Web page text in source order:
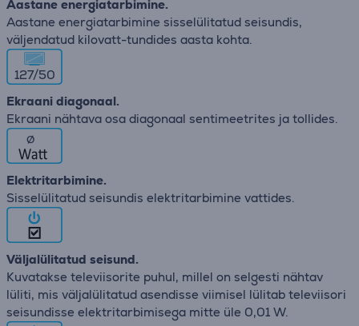
Aastane energiatarbimine.
Aastane energiatarbimine sisselülitatud seisundis,
väljendatud kilovatt-tundides aasta kohta.
127/50
Ekraani diagonaal.
Ekraani nähtava osa diagonaal sentimeetrites ja tollides.
∅
Elektritarbimine.
Sisselülitatud seisundis elektritarbimine vattides.
Väljalülitatud seisund.
Kuvatakse televiisorite puhul, millel on selgesti nähtav
lüliti, mis väljalülitatud asendisse viimisel lülitab televiisori
seisundisse elektritarbimisega mitte üle 0,01 W.